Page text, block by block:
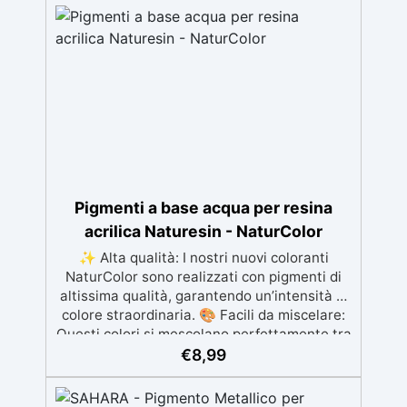
finitura protettiva antigraffio. ✅ Risultati
professionali: Sistema autolivellante,
Pigmenti a base acqua per resina
acrilica Naturesin - NaturColor
✨ Alta qualità: I nostri nuovi coloranti
NaturColor sono realizzati con pigmenti di
altissima qualità, garantendo un’intensità di
colore straordinaria. 🎨 Facili da miscelare:
Questi colori si mescolano perfettamente tra
loro, permettendoti di creare infiniti toni e
efficacia: una confezione di NaturColor da
€8,99